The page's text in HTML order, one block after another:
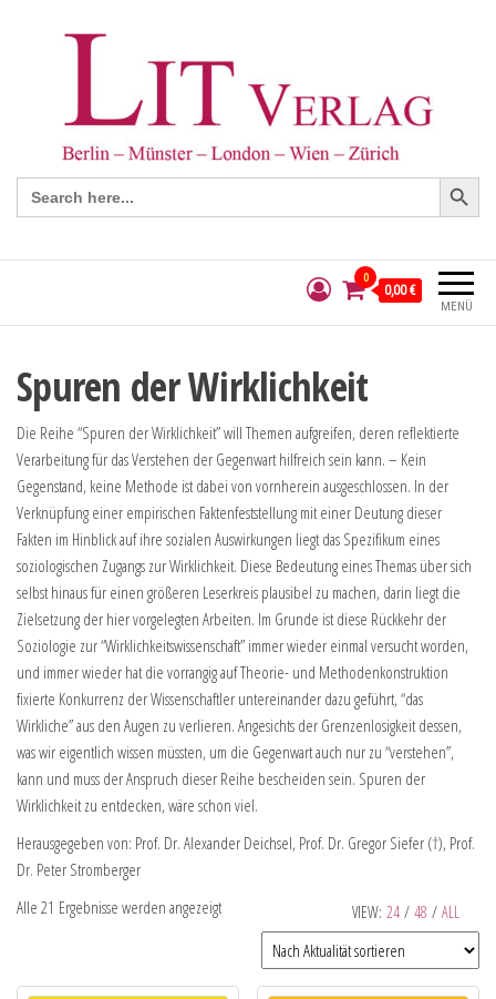
Search
for:
Search Button
MENÜ
0
0,00 €
Spuren der Wirklichkeit
Die Reihe “Spuren der Wirklichkeit” will Themen aufgreifen, deren reflektierte
Verarbeitung für das Verstehen der Gegenwart hilfreich sein kann. – Kein
Gegenstand, keine Methode ist dabei von vornherein ausgeschlossen. In der
Verknüpfung einer empirischen Faktenfeststellung mit einer Deutung dieser
Fakten im Hinblick auf ihre sozialen Auswirkungen liegt das Spezifikum eines
soziologischen Zugangs zur Wirklichkeit. Diese Bedeutung eines Themas über sich
selbst hinaus für einen größeren Leserkreis plausibel zu machen, darin liegt die
Zielsetzung der hier vorgelegten Arbeiten. Im Grunde ist diese Rückkehr der
Soziologie zur “Wirklichkeitswissenschaft” immer wieder einmal versucht worden,
und immer wieder hat die vorrangig auf Theorie- und Methodenkonstruktion
fixierte Konkurrenz der Wissenschaftler untereinander dazu geführt, “das
Wirkliche” aus den Augen zu verlieren. Angesichts der Grenzenlosigkeit dessen,
was wir eigentlich wissen müssten, um die Gegenwart auch nur zu “verstehen”,
kann und muss der Anspruch dieser Reihe bescheiden sein. Spuren der
Wirklichkeit zu entdecken, wäre schon viel.
Herausgegeben von: Prof. Dr. Alexander Deichsel, Prof. Dr. Gregor Siefer (†), Prof.
Dr. Peter Stromberger
VIEW: 24 / 48 / ALL
Alle 21 Ergebnisse werden angezeigt